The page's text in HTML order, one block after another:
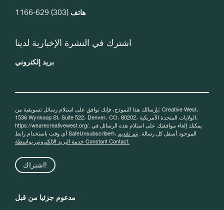
هاتف (303) 629-1166
اشترك في النشرة الإخبارية لدينا
بريد إلكتروني
بإرسالك هذا النموذج، فإنك توافق على استلام رسائل تسويقية من: Creative West،
1536 Wynkoop St، Suite 522، Denver، CO، 80202، الولايات المتحدة الأمريكية،
https://wearecreativewest.org/. يمكنك إلغاء موافقتك على استلام هذه الرسائل في
أي وقت باستخدام رابط SafeUnsubscribe®، الموجود أسفل كل رسالة. يتم تقديم
خدمة البريد الإلكتروني بواسطة Constant Contact.
اشتراك!
مدعوم جزئيا من قبل